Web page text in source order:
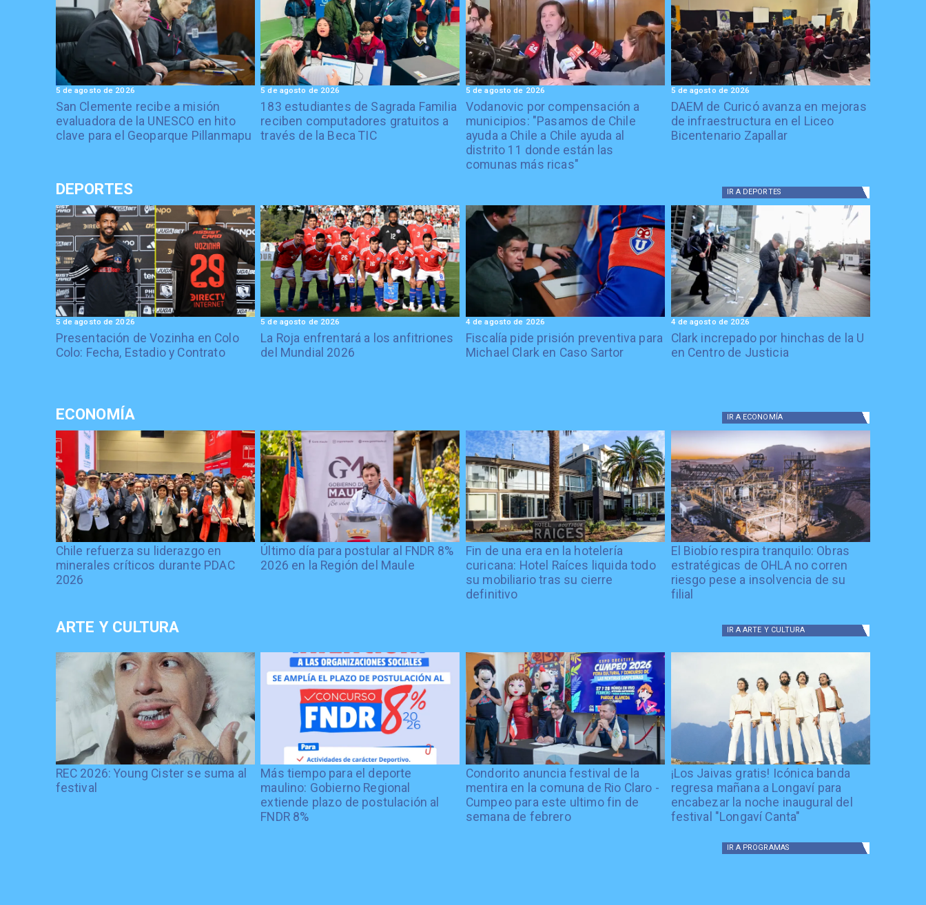
San Clemente recibe a misión
evaluadora de la UNESCO en hito
clave para el Geoparque Pillanmapu
5 de agosto de 2026
183 estudiantes de Sagrada Familia
reciben computadores gratuitos a
través de la Beca TIC
5 de agosto de 2026
Vodanovic por compensación a
municipios: "Pasamos de Chile
ayuda a Chile a Chile ayuda al
distrito 11 donde están las
comunas más ricas"
5 de agosto de 2026
DAEM de Curicó avanza en mejoras
de infraestructura en el Liceo
Bicentenario Zapallar
5 de agosto de 2026
DEPORTES IR A DEPORTES
Presentación de Vozinha en Colo
Colo: Fecha, Estadio y Contrato
5 de agosto de 2026
La Roja enfrentará a los anfitriones
del Mundial 2026
5 de agosto de 2026
Fiscalía pide prisión preventiva para
Michael Clark en Caso Sartor
4 de agosto de 2026
Clark increpado por hinchas de la U
en Centro de Justicia
4 de agosto de 2026
ECONOMÍA IR A ECONOMÍA
Chile refuerza su liderazgo en
minerales críticos durante PDAC
2026
Último día para postular al FNDR 8%
2026 en la Región del Maule
Fin de una era en la hotelería
curicana: Hotel Raíces liquida todo
su mobiliario tras su cierre
definitivo
El Biobío respira tranquilo: Obras
estratégicas de OHLA no corren
riesgo pese a insolvencia de su
filial
ARTE Y CULTURA IR A ARTE Y CULTURA
REC 2026: Young Cister se suma al
festival
Más tiempo para el deporte
maulino: Gobierno Regional
extiende plazo de postulación al
FNDR 8%
Condorito anuncia festival de la
mentira en la comuna de Rio Claro -
Cumpeo para este ultimo fin de
semana de febrero
¡Los Jaivas gratis! Icónica banda
regresa mañana a Longaví para
encabezar la noche inaugural del
festival "Longaví Canta"
IR A PROGRAMAS